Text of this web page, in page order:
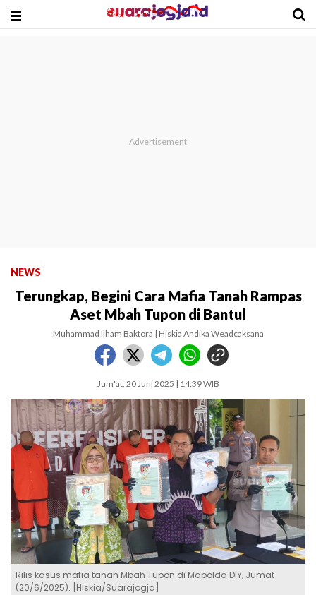
NEWS
Terungkap, Begini Cara Mafia Tanah Rampas
Aset Mbah Tupon di Bantul
Muhammad Ilham Baktora | Hiskia Andika Weadcaksana
Jum'at, 20 Juni 2025 | 14:39 WIB
Rilis kasus mafia tanah Mbah Tupon di Mapolda DIY, Jumat
(20/6/2025). [Hiskia/Suarajogja]